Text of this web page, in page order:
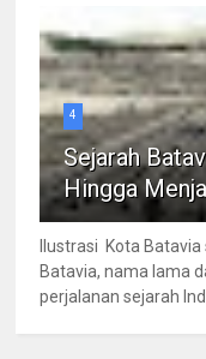
4
Sejarah
Hingga
Ilustrasi Kota
Batavia, nama lama
perjalanan sejarah